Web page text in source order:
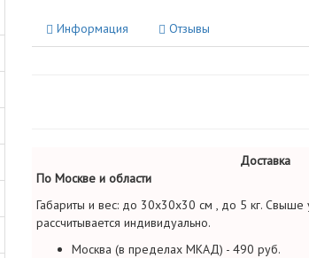
Информация Отзывы
Доставка
По Москве и области
Габариты и вес: до 30х30х30 см , до 5 кг. Свыше
рассчитывается индивидуально.
Москва (в пределах МКАД) - 490 руб.